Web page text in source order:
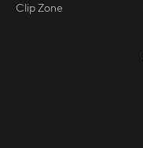
Clip Zone